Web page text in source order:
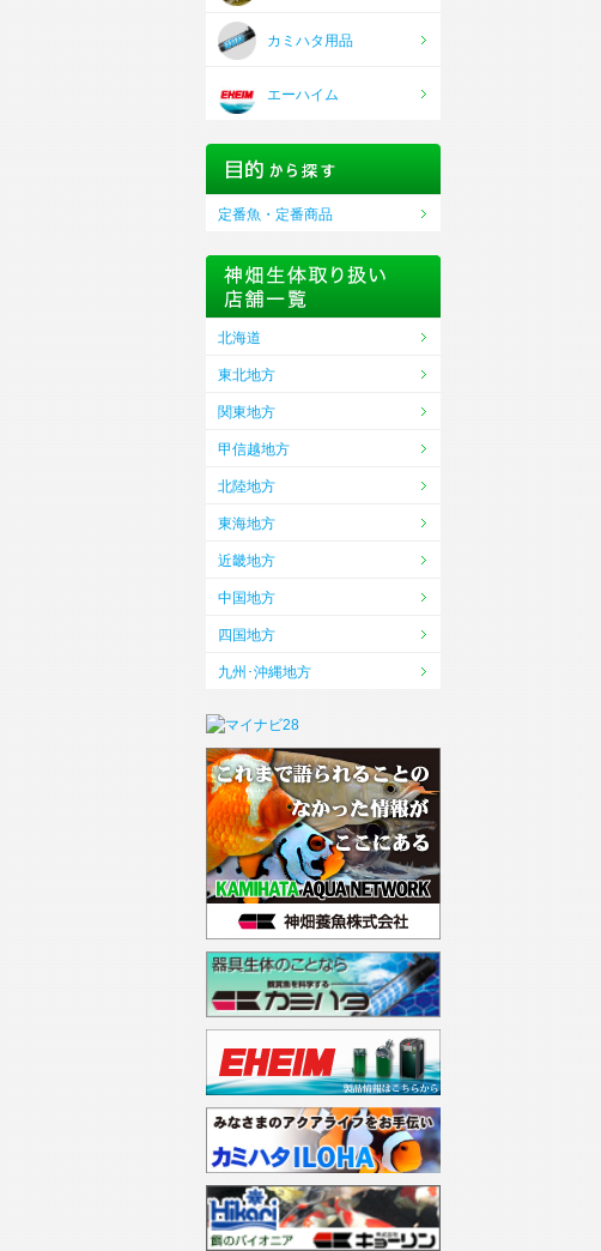
カミハタ用品
エーハイム
定番魚・定番商品
北海道
東北地方
関東地方
甲信越地方
北陸地方
東海地方
近畿地方
中国地方
四国地方
九州･沖縄地方